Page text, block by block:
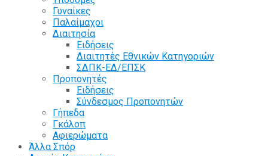
Γυναίκες
Παλαίμαχοι
Διαιτησία
Ειδήσεις
Διαιτητές Εθνικών Κατηγοριών
ΣΔΠΚ-ΕΔ/ΕΠΣΚ
Προπονητές
Ειδήσεις
Σύνδεσμος Προπονητών
Γήπεδα
Γκάλοπ
Αφιερώματα
Άλλα Σπόρ